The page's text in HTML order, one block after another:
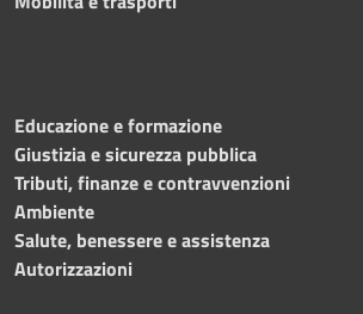
Educazione e formazione
Giustizia e sicurezza pubblica
Tributi, finanze e contravvenzioni
Ambiente
Salute, benessere e assistenza
Autorizzazioni